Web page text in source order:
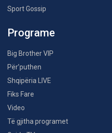
Sport Gossip
Programe
Big Brother VIP
Për’puthen
Shqipëria LIVE
Fiks Fare
Video
Të gjitha programet